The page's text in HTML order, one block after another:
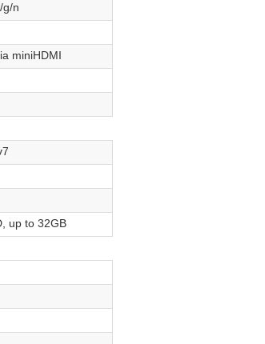
n
miniHDMI
up to 32GB